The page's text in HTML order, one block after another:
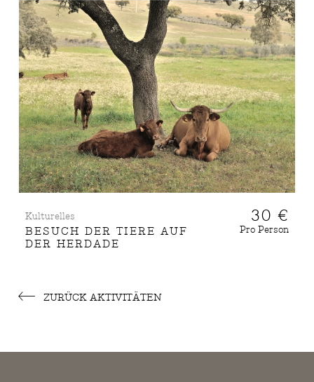
Kulturelles
BESUCH DER TIERE AUF
DER HERDADE
30 €
Pro Person
ZURÜCK AKTIVITÄTEN